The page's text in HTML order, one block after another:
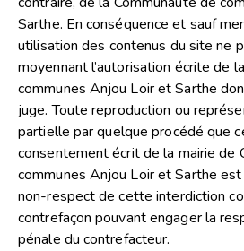
Sarthe. En conséquence et sauf
utilisation des contenus du site ne
moyennant l’autorisation écrite de
communes Anjou Loir et Sarthe
juge. Toute reproduction ou
partielle par quelque procédé que
consentement écrit de la mairie de
communes Anjou Loir et Sarthe
non-respect de cette interdiction
contrefaçon pouvant engager la
pénale du contrefacteur.